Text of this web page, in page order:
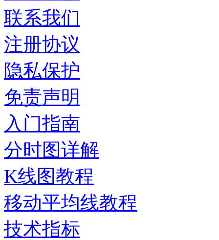
联系我们
注册协议
隐私保护
免责声明
入门指南
分时图详解
K线图教程
移动平均线教程
技术指标